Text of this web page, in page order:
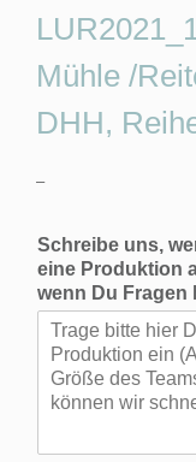
Mühle /
DHH,
–
Schreibe uns,
eine Produktion
wenn Du Fragen